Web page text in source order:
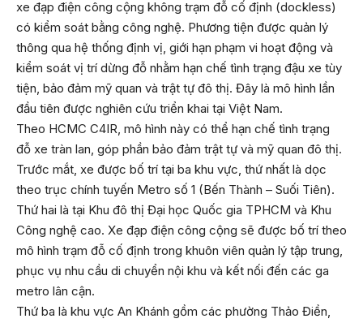
xe đạp điện công cộng không trạm đỗ cố định (dockless)
có kiểm soát bằng công nghệ. Phương tiện được quản lý
thông qua hệ thống định vị, giới hạn phạm vi hoạt động và
kiểm soát vị trí dừng đỗ nhằm hạn chế tình trạng đậu xe tùy
tiện, bảo đảm mỹ quan và trật tự đô thị. Đây là mô hình lần
đầu tiên được nghiên cứu triển khai tại Việt Nam.
Theo HCMC C4IR, mô hình này có thể hạn chế tình trạng
đỗ xe tràn lan, góp phần bảo đảm trật tự và mỹ quan đô thị.
Trước mắt, xe được bố trí tại ba khu vực, thứ nhất là dọc
theo trục chính tuyến Metro số 1 (Bến Thành – Suối Tiên).
Thứ hai là tại Khu đô thị Đại học Quốc gia TPHCM và Khu
Công nghệ cao. Xe đạp điện công cộng sẽ được bố trí theo
mô hình trạm đỗ cố định trong khuôn viên quản lý tập trung,
phục vụ nhu cầu di chuyển nội khu và kết nối đến các ga
metro lân cận.
Thứ ba là khu vực An Khánh gồm các phường Thảo Điền,